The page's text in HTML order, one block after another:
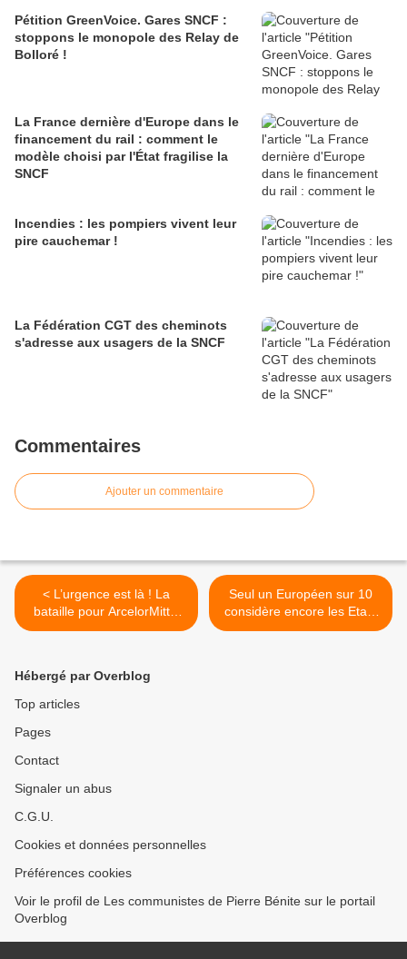
Pétition GreenVoice. Gares SNCF :
stoppons le monopole des Relay de
Bolloré !
La France dernière d'Europe dans le
financement du rail : comment le
modèle choisi par l'État fragilise la
SNCF
Incendies : les pompiers vivent leur
pire cauchemar !
La Fédération CGT des cheminots
s'adresse aux usagers de la SNCF
Commentaires
Ajouter un commentaire
< L’urgence est là ! La
bataille pour ArcelorMittal
est celle de toute la CGT et
Seul un Européen sur 10
considère encore les Etats
Unis comme un allié ! De
Hébergé par Overblog
Top articles
Pages
Contact
Signaler un abus
C.G.U.
Cookies et données personnelles
Préférences cookies
Voir le profil de Les communistes de Pierre Bénite sur le portail
Overblog